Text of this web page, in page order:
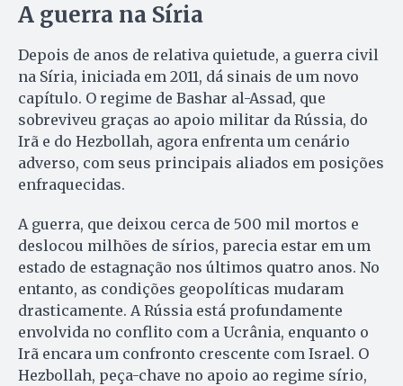
A guerra na Síria
Depois de anos de relativa quietude, a guerra civil
na Síria, iniciada em 2011, dá sinais de um novo
capítulo. O regime de Bashar al-Assad, que
sobreviveu graças ao apoio militar da Rússia, do
Irã e do Hezbollah, agora enfrenta um cenário
adverso, com seus principais aliados em posições
enfraquecidas.
A guerra, que deixou cerca de 500 mil mortos e
deslocou milhões de sírios, parecia estar em um
estado de estagnação nos últimos quatro anos. No
entanto, as condições geopolíticas mudaram
drasticamente. A Rússia está profundamente
envolvida no conflito com a Ucrânia, enquanto o
Irã encara um confronto crescente com Israel. O
Hezbollah, peça-chave no apoio ao regime sírio,